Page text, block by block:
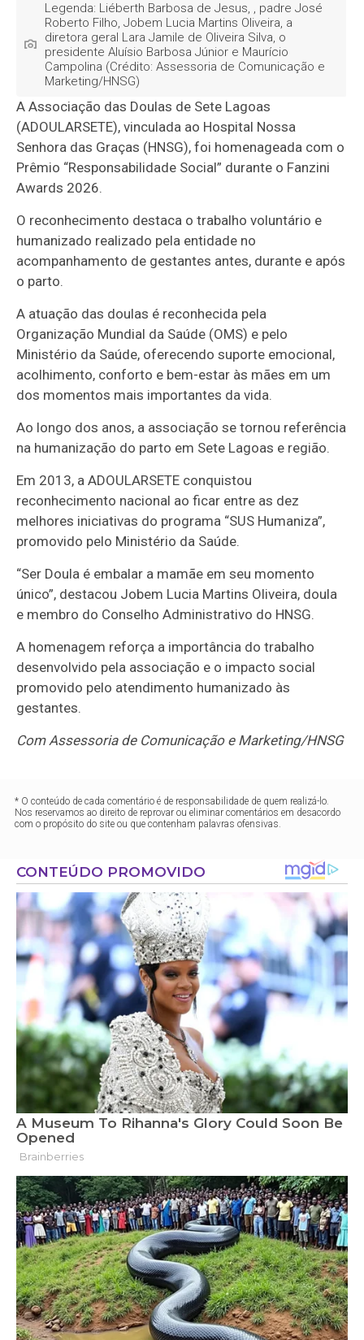
Legenda: Liéberth Barbosa de Jesus, , padre José
Roberto Filho, Jobem Lucia Martins Oliveira, a
diretora geral Lara Jamile de Oliveira Silva, o
presidente Aluísio Barbosa Júnior e Maurício
Campolina (Crédito: Assessoria de Comunicação e
Marketing/HNSG)
A Associação das Doulas de Sete Lagoas
(ADOULARSETE), vinculada ao Hospital Nossa
Senhora das Graças (HNSG), foi homenageada com o
Prêmio “Responsabilidade Social” durante o Fanzini
Awards 2026.
O reconhecimento destaca o trabalho voluntário e
humanizado realizado pela entidade no
acompanhamento de gestantes antes, durante e após
o parto.
A atuação das doulas é reconhecida pela
Organização Mundial da Saúde (OMS) e pelo
Ministério da Saúde, oferecendo suporte emocional,
acolhimento, conforto e bem-estar às mães em um
dos momentos mais importantes da vida.
Ao longo dos anos, a associação se tornou referência
na humanização do parto em Sete Lagoas e região.
Em 2013, a ADOULARSETE conquistou
reconhecimento nacional ao ficar entre as dez
melhores iniciativas do programa “SUS Humaniza”,
promovido pelo Ministério da Saúde.
“Ser Doula é embalar a mamãe em seu momento
único”, destacou Jobem Lucia Martins Oliveira, doula
e membro do Conselho Administrativo do HNSG.
A homenagem reforça a importância do trabalho
desenvolvido pela associação e o impacto social
promovido pelo atendimento humanizado às
gestantes.
Com Assessoria de Comunicação e Marketing/HNSG
* O conteúdo de cada comentário é de responsabilidade de quem realizá-lo.
Nos reservamos ao direito de reprovar ou eliminar comentários em desacordo
com o propósito do site ou que contenham palavras ofensivas.